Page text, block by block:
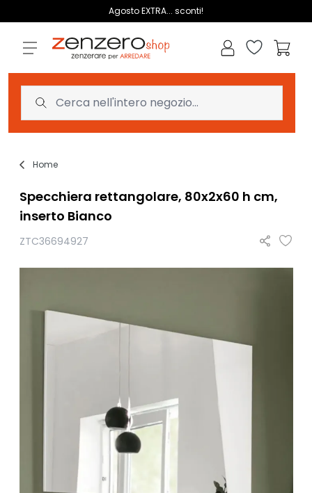
Agosto EXTRA... sconti!
Lista dei
Home
Specchiera rettangolare, 80x2x60 h cm,
inserto Bianco
ZTC36694927